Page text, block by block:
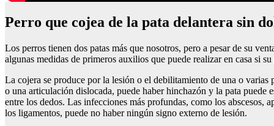
Perro que cojea de la pata delantera sin
Los perros tienen dos patas más que nosotros, pero a pesar de su
algunas medidas de primeros auxilios que puede realizar en casa si
La cojera se produce por la lesión o el debilitamiento de una o varias
o una articulación dislocada, puede haber hinchazón y la pata
entre los dedos. Las infecciones más profundas, como los abscesos,
los ligamentos, puede no haber ningún signo externo de lesión.